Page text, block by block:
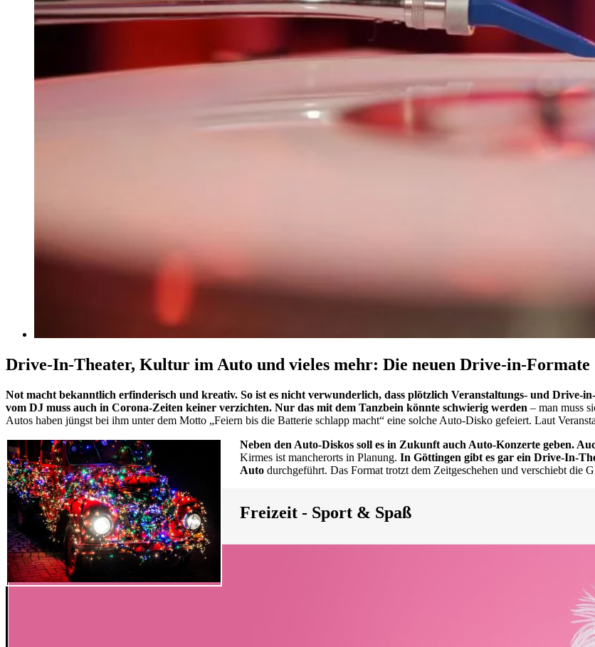
Drive-In-Theater, Kultur im Auto und vieles mehr: Die neuen Drive-in-Formate
Not macht bekanntlich erfinderisch und kreativ. So ist es nicht verwunderlich, dass plötzlich Veranstaltungs- und Drive-
vom DJ muss auch in Corona-Zeiten keiner verzichten. Nur das mit dem Tanzbein könnte schwierig werden – man muss
Autos haben jüngst bei ihm unter dem Motto „Feiern bis die Batterie schlapp macht“ eine solche Auto-Disko gefeiert. Laut
Neben den Auto-Diskos soll es in Zukunft auch Auto-Konzerte geben.
Kirmes ist mancherorts in Planung. In Göttingen gibt es gar ein Drive-In-
Auto durchgeführt. Das Format trotzt dem Zeitgeschehen und verschiebt die
Freizeit - Sport & Spaß